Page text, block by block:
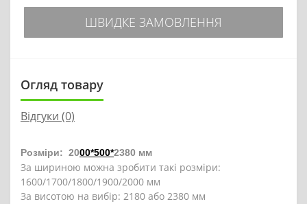
ШВИДКЕ ЗАМОВЛЕННЯ
Огляд товару
Відгуки (0)
Розміри: 2000*500*2380 мм
За шириною можна зробити такі розміри:
1600/1700/1800/1900/2000 мм
За висотою на вибір: 2180 або 2380 мм